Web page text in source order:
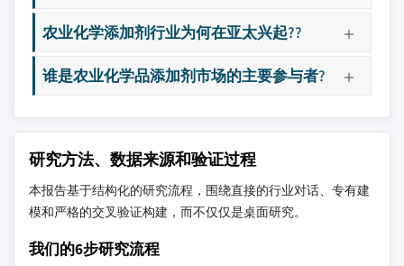
农业化学添加剂行业为何在亚太兴起??
谁是农业化学品添加剂市场的主要参与者?
研究方法、数据来源和验证过程
本报告基于结构化的研究流程，围绕直接的行业对话、专有建
模和严格的交叉验证构建，而不仅仅是桌面研究。
我们的6步研究流程